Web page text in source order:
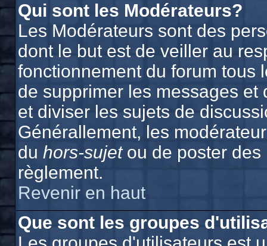
Qui sont les Modérateurs?
Les Modérateurs sont des
dont le but est de veiller au
fonctionnement du forum tous
de supprimer les messages
et diviser les sujets de
Générallement, les
du hors-sujetou de poster des
règlement.
Revenir en haut
Que sont les groupes